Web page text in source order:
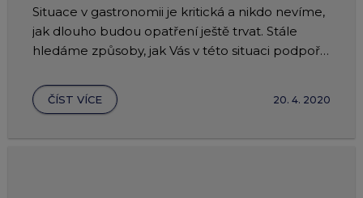
Situace v gastronomii je kritická a nikdo nevíme,
jak dlouho budou opatření ještě trvat. Stále
hledáme způsoby, jak Vás v této situaci podpořit,
svých provozovnách opět přivítat Vaše věrné
zákazníky.
ČÍST VÍCE 20. 4. 2020